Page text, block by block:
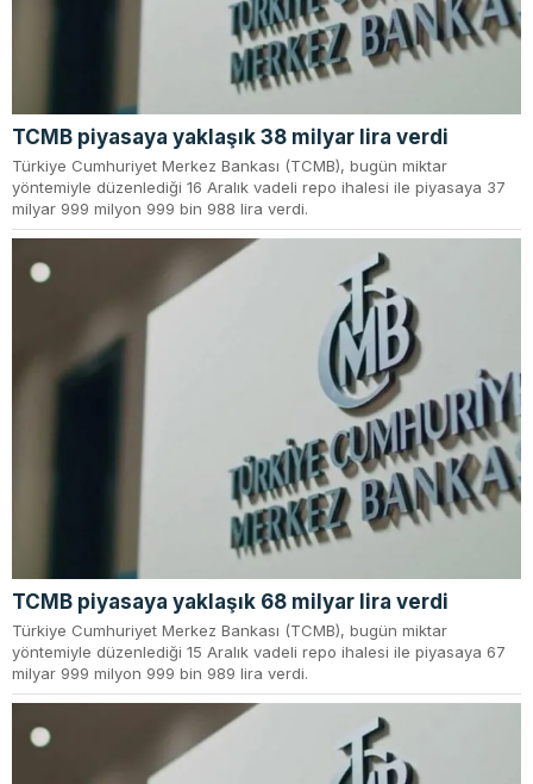
TCMB piyasaya yaklaşık 38 milyar lira verdi
Türkiye Cumhuriyet Merkez Bankası (TCMB), bugün miktar
yöntemiyle düzenlediği 16 Aralık vadeli repo ihalesi ile piyasaya 37
milyar 999 milyon 999 bin 988 lira verdi.
TCMB piyasaya yaklaşık 68 milyar lira verdi
Türkiye Cumhuriyet Merkez Bankası (TCMB), bugün miktar
yöntemiyle düzenlediği 15 Aralık vadeli repo ihalesi ile piyasaya 67
milyar 999 milyon 999 bin 989 lira verdi.